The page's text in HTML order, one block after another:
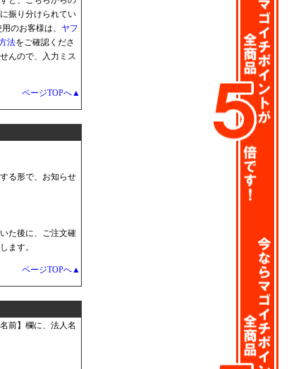
に振り分けられてい
のお客様は、 ヤフ
法をご確認くださ
んので、入力ミス
ページTOPへ▲
る形で、お知らせ
た後に、ご注文確
ます。
ページTOPへ▲
前】欄に、法人名